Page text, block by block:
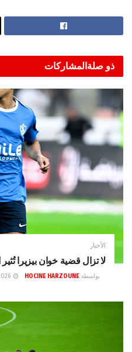
ذو صلةالمشاركات
الأخبار
لا تزال قضية خوان بيزيرا
بواسطة HOCINE HARZOUNE